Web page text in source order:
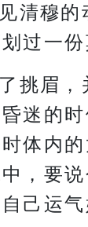
清穆
过一份
挑眉，
迷的
体内
，要
己运气